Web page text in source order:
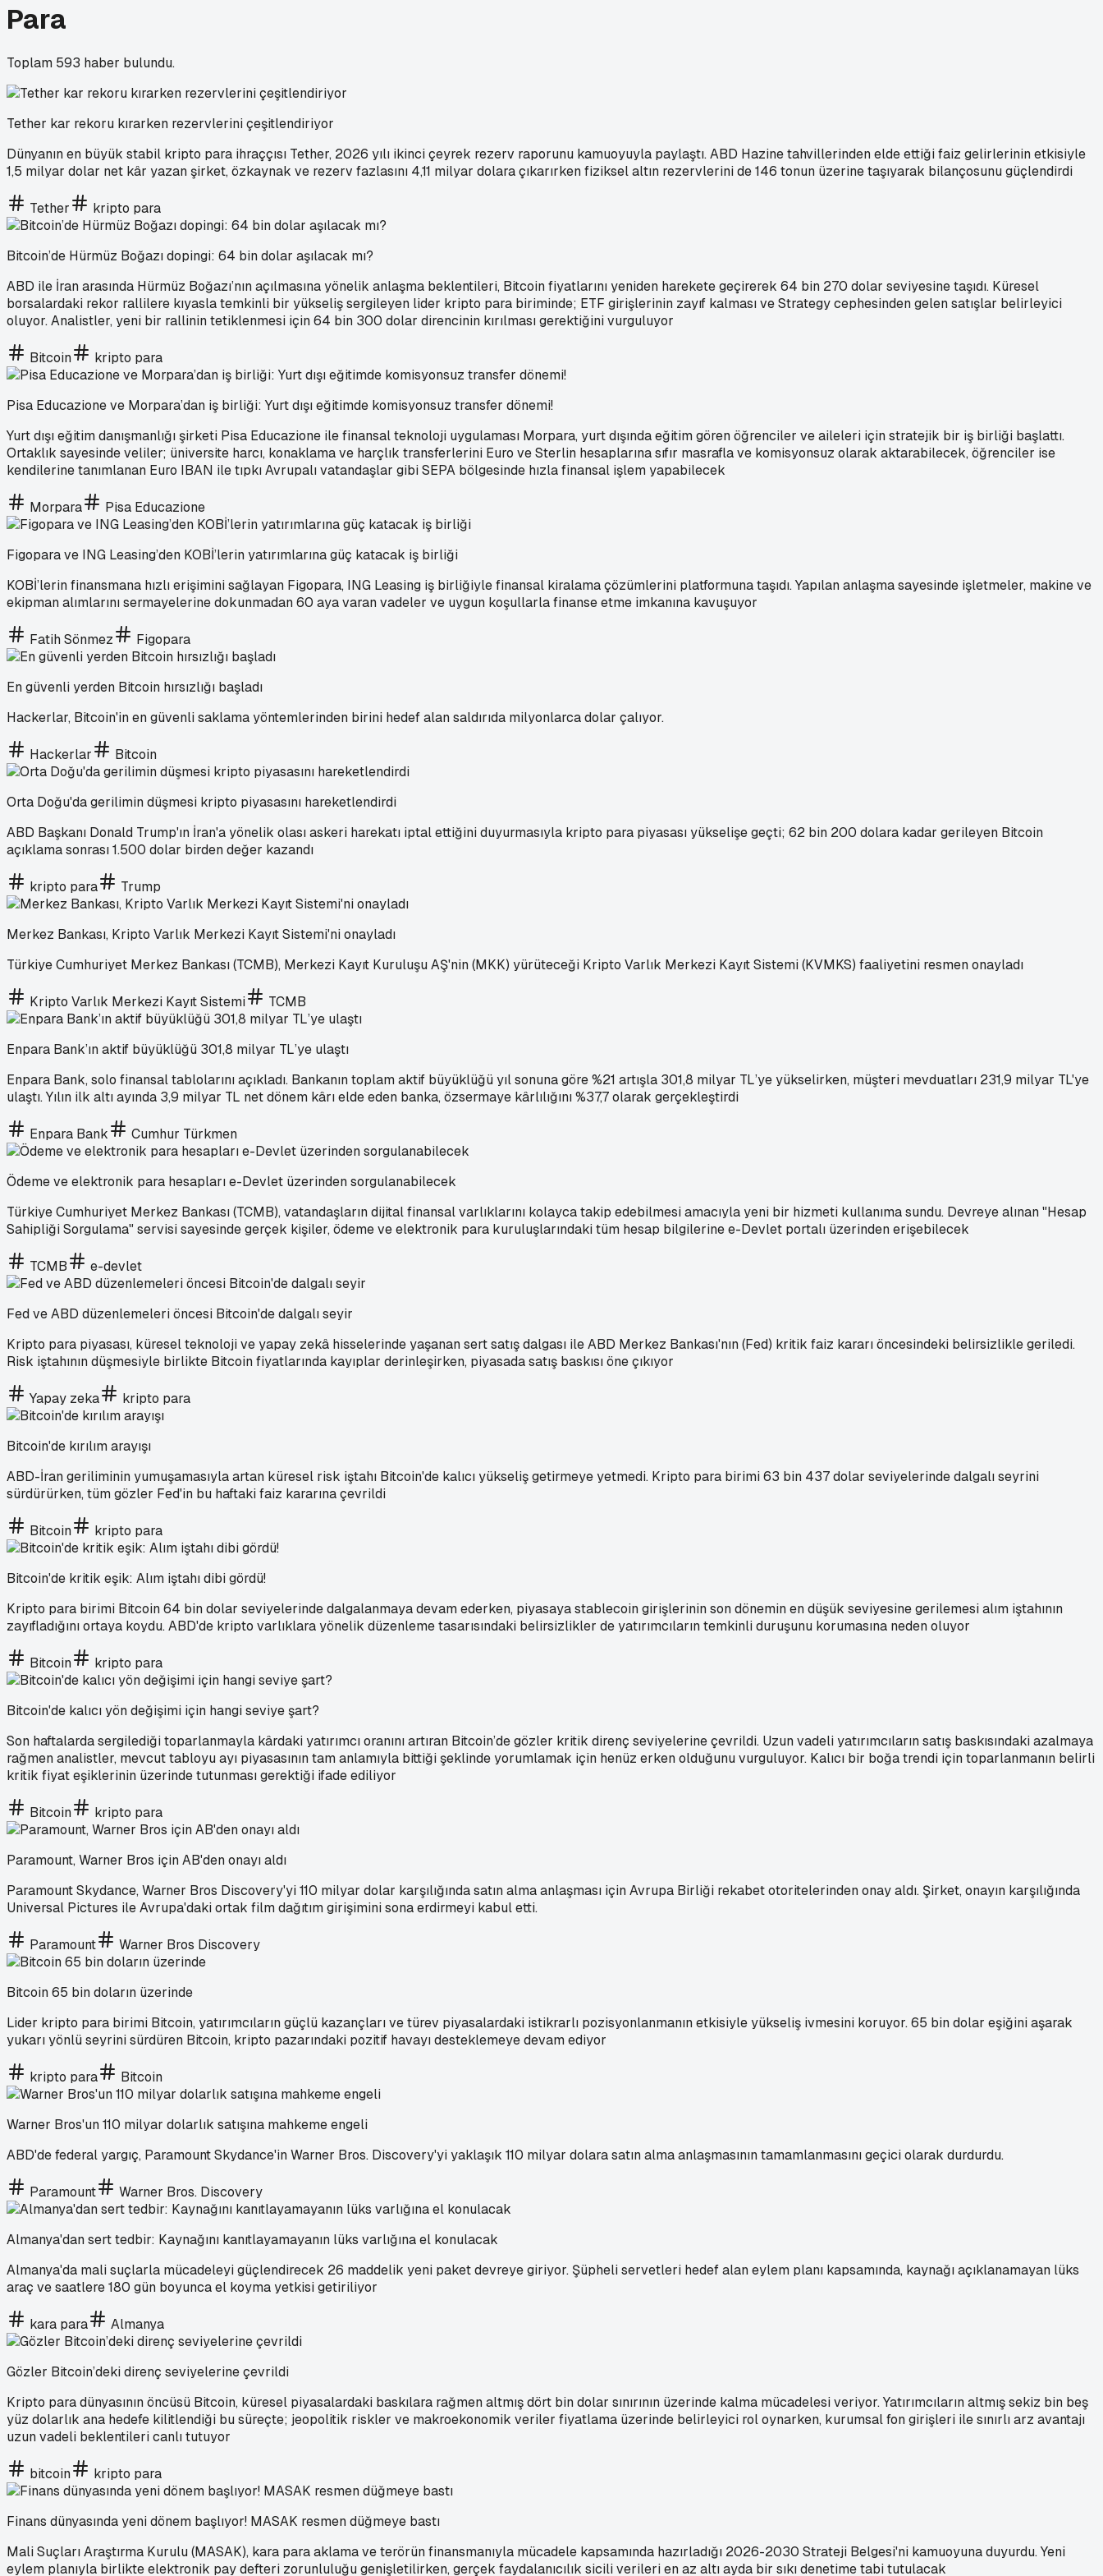
Para
Toplam 593 haber bulundu.
Tether kar rekoru kırarken rezervlerini çeşitlendiriyor
Dünyanın en büyük stabil kripto para ihraççısı Tether, 2026 yılı ikinci çeyrek rezerv raporunu kamuoyuyla paylaştı. ABD Hazine tahvillerinden elde ettiği faiz gelirlerinin etkisiyle
1,5 milyar dolar net kâr yazan şirket, özkaynak ve rezerv fazlasını 4,11 milyar dolara çıkarırken fiziksel altın rezervlerini de 146 tonun üzerine taşıyarak bilançosunu güçlendirdi
Tether kripto para
Bitcoin’de Hürmüz Boğazı dopingi: 64 bin dolar aşılacak mı?
ABD ile İran arasında Hürmüz Boğazı’nın açılmasına yönelik anlaşma beklentileri, Bitcoin fiyatlarını yeniden harekete geçirerek 64 bin 270 dolar seviyesine taşıdı. Küresel
borsalardaki rekor rallilere kıyasla temkinli bir yükseliş sergileyen lider kripto para biriminde; ETF girişlerinin zayıf kalması ve Strategy cephesinden gelen satışlar belirleyici
oluyor. Analistler, yeni bir rallinin tetiklenmesi için 64 bin 300 dolar direncinin kırılması gerektiğini vurguluyor
Bitcoin kripto para
Pisa Educazione ve Morpara’dan iş birliği: Yurt dışı eğitimde komisyonsuz transfer dönemi!
Yurt dışı eğitim danışmanlığı şirketi Pisa Educazione ile finansal teknoloji uygulaması Morpara, yurt dışında eğitim gören öğrenciler ve aileleri için stratejik bir iş birliği başlattı.
Ortaklık sayesinde veliler; üniversite harcı, konaklama ve harçlık transferlerini Euro ve Sterlin hesaplarına sıfır masrafla ve komisyonsuz olarak aktarabilecek, öğrenciler ise
kendilerine tanımlanan Euro IBAN ile tıpkı Avrupalı vatandaşlar gibi SEPA bölgesinde hızla finansal işlem yapabilecek
Morpara Pisa Educazione
Figopara ve ING Leasing’den KOBİ’lerin yatırımlarına güç katacak iş birliği
KOBİ’lerin finansmana hızlı erişimini sağlayan Figopara, ING Leasing iş birliğiyle finansal kiralama çözümlerini platformuna taşıdı. Yapılan anlaşma sayesinde işletmeler, makine ve
ekipman alımlarını sermayelerine dokunmadan 60 aya varan vadeler ve uygun koşullarla finanse etme imkanına kavuşuyor
Fatih Sönmez Figopara
En güvenli yerden Bitcoin hırsızlığı başladı
Hackerlar, Bitcoin'in en güvenli saklama yöntemlerinden birini hedef alan saldırıda milyonlarca dolar çalıyor.
Hackerlar Bitcoin
Orta Doğu'da gerilimin düşmesi kripto piyasasını hareketlendirdi
ABD Başkanı Donald Trump'ın İran'a yönelik olası askeri harekatı iptal ettiğini duyurmasıyla kripto para piyasası yükselişe geçti; 62 bin 200 dolara kadar gerileyen Bitcoin
açıklama sonrası 1.500 dolar birden değer kazandı
kripto para Trump
Merkez Bankası, Kripto Varlık Merkezi Kayıt Sistemi'ni onayladı
Türkiye Cumhuriyet Merkez Bankası (TCMB), Merkezi Kayıt Kuruluşu AŞ'nin (MKK) yürüteceği Kripto Varlık Merkezi Kayıt Sistemi (KVMKS) faaliyetini resmen onayladı
Kripto Varlık Merkezi Kayıt Sistemi TCMB
Enpara Bank’ın aktif büyüklüğü 301,8 milyar TL’ye ulaştı
Enpara Bank, solo finansal tablolarını açıkladı. Bankanın toplam aktif büyüklüğü yıl sonuna göre %21 artışla 301,8 milyar TL’ye yükselirken, müşteri mevduatları 231,9 milyar TL'ye
ulaştı. Yılın ilk altı ayında 3,9 milyar TL net dönem kârı elde eden banka, özsermaye kârlılığını %37,7 olarak gerçekleştirdi
Enpara Bank Cumhur Türkmen
Ödeme ve elektronik para hesapları e-Devlet üzerinden sorgulanabilecek
Türkiye Cumhuriyet Merkez Bankası (TCMB), vatandaşların dijital finansal varlıklarını kolayca takip edebilmesi amacıyla yeni bir hizmeti kullanıma sundu. Devreye alınan "Hesap
Sahipliği Sorgulama" servisi sayesinde gerçek kişiler, ödeme ve elektronik para kuruluşlarındaki tüm hesap bilgilerine e-Devlet portalı üzerinden erişebilecek
TCMB e-devlet
Fed ve ABD düzenlemeleri öncesi Bitcoin'de dalgalı seyir
Kripto para piyasası, küresel teknoloji ve yapay zekâ hisselerinde yaşanan sert satış dalgası ile ABD Merkez Bankası'nın (Fed) kritik faiz kararı öncesindeki belirsizlikle geriledi.
Risk iştahının düşmesiyle birlikte Bitcoin fiyatlarında kayıplar derinleşirken, piyasada satış baskısı öne çıkıyor
Yapay zeka kripto para
Bitcoin'de kırılım arayışı
ABD-İran geriliminin yumuşamasıyla artan küresel risk iştahı Bitcoin'de kalıcı yükseliş getirmeye yetmedi. Kripto para birimi 63 bin 437 dolar seviyelerinde dalgalı seyrini
sürdürürken, tüm gözler Fed'in bu haftaki faiz kararına çevrildi
Bitcoin kripto para
Bitcoin'de kritik eşik: Alım iştahı dibi gördü!
Kripto para birimi Bitcoin 64 bin dolar seviyelerinde dalgalanmaya devam ederken, piyasaya stablecoin girişlerinin son dönemin en düşük seviyesine gerilemesi alım iştahının
zayıfladığını ortaya koydu. ABD'de kripto varlıklara yönelik düzenleme tasarısındaki belirsizlikler de yatırımcıların temkinli duruşunu korumasına neden oluyor
Bitcoin kripto para
Bitcoin'de kalıcı yön değişimi için hangi seviye şart?
Son haftalarda sergilediği toparlanmayla kârdaki yatırımcı oranını artıran Bitcoin’de gözler kritik direnç seviyelerine çevrildi. Uzun vadeli yatırımcıların satış baskısındaki azalmaya
rağmen analistler, mevcut tabloyu ayı piyasasının tam anlamıyla bittiği şeklinde yorumlamak için henüz erken olduğunu vurguluyor. Kalıcı bir boğa trendi için toparlanmanın belirli
kritik fiyat eşiklerinin üzerinde tutunması gerektiği ifade ediliyor
Bitcoin kripto para
Paramount, Warner Bros için AB'den onayı aldı
Paramount Skydance, Warner Bros Discovery'yi 110 milyar dolar karşılığında satın alma anlaşması için Avrupa Birliği rekabet otoritelerinden onay aldı. Şirket, onayın karşılığında
Universal Pictures ile Avrupa'daki ortak film dağıtım girişimini sona erdirmeyi kabul etti.
Paramount Warner Bros Discovery
Bitcoin 65 bin doların üzerinde
Lider kripto para birimi Bitcoin, yatırımcıların güçlü kazançları ve türev piyasalardaki istikrarlı pozisyonlanmanın etkisiyle yükseliş ivmesini koruyor. 65 bin dolar eşiğini aşarak
yukarı yönlü seyrini sürdüren Bitcoin, kripto pazarındaki pozitif havayı desteklemeye devam ediyor
kripto para Bitcoin
Warner Bros'un 110 milyar dolarlık satışına mahkeme engeli
ABD'de federal yargıç, Paramount Skydance'in Warner Bros. Discovery'yi yaklaşık 110 milyar dolara satın alma anlaşmasının tamamlanmasını geçici olarak durdurdu.
Paramount Warner Bros. Discovery
Almanya'dan sert tedbir: Kaynağını kanıtlayamayanın lüks varlığına el konulacak
Almanya'da mali suçlarla mücadeleyi güçlendirecek 26 maddelik yeni paket devreye giriyor. Şüpheli servetleri hedef alan eylem planı kapsamında, kaynağı açıklanamayan lüks
araç ve saatlere 180 gün boyunca el koyma yetkisi getiriliyor
kara para Almanya
Gözler Bitcoin’deki direnç seviyelerine çevrildi
Kripto para dünyasının öncüsü Bitcoin, küresel piyasalardaki baskılara rağmen altmış dört bin dolar sınırının üzerinde kalma mücadelesi veriyor. Yatırımcıların altmış sekiz bin beş
yüz dolarlık ana hedefe kilitlendiği bu süreçte; jeopolitik riskler ve makroekonomik veriler fiyatlama üzerinde belirleyici rol oynarken, kurumsal fon girişleri ile sınırlı arz avantajı
uzun vadeli beklentileri canlı tutuyor
bitcoin kripto para
Finans dünyasında yeni dönem başlıyor! MASAK resmen düğmeye bastı
Mali Suçları Araştırma Kurulu (MASAK), kara para aklama ve terörün finansmanıyla mücadele kapsamında hazırladığı 2026-2030 Strateji Belgesi'ni kamuoyuna duyurdu. Yeni
eylem planıyla birlikte elektronik pay defteri zorunluluğu genişletilirken, gerçek faydalanıcılık sicili verileri en az altı ayda bir sıkı denetime tabi tutulacak